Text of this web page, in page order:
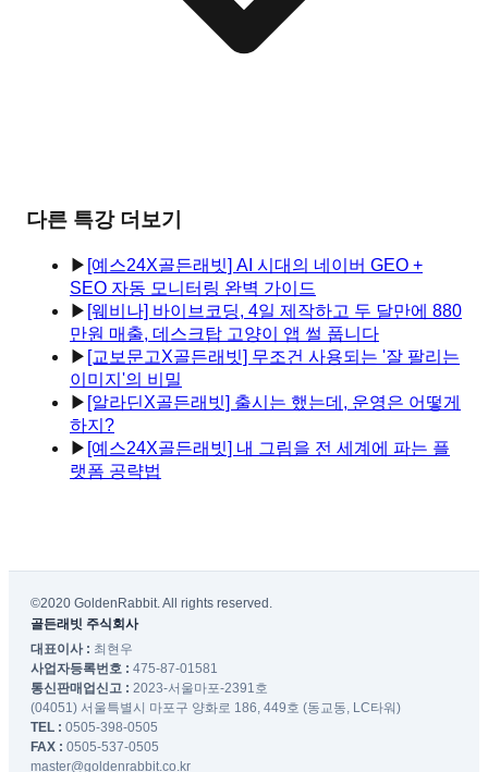
다른 특강 더보기
▶ [예스24X골든래빗] AI 시대의 네이버 GEO +
SEO 자동 모니터링 완벽 가이드
▶ [웨비나] 바이브코딩, 4일 제작하고 두 달만에 880
만원 매출, 데스크탑 고양이 앱 썰 풉니다
▶ [교보문고X골든래빗] 무조건 사용되는 '잘 팔리는
이미지'의 비밀
▶ [알라딘X골든래빗] 출시는 했는데, 운영은 어떻게
하지?
▶ [예스24X골든래빗] 내 그림을 전 세계에 파는 플
랫폼 공략법
©2020 GoldenRabbit. All rights reserved.
골든래빗 주식회사
대표이사 : 최현우
사업자등록번호 : 475-87-01581
통신판매업신고 : 2023-서울마포-2391호
(04051) 서울특별시 마포구 양화로 186, 449호 (동교동, LC타워)
TEL : 0505-398-0505
FAX : 0505-537-0505
master@goldenrabbit.co.kr